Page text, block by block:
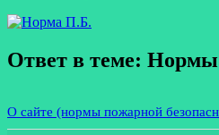
Ответ в теме:
О сайте (нормы пожарной